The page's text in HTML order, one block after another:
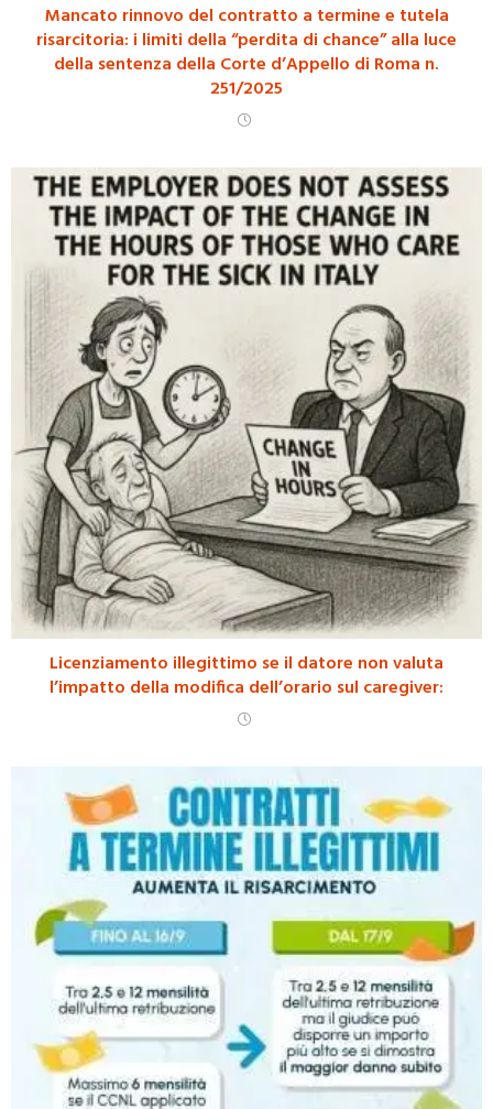
Mancato rinnovo del contratto a termine e tutela
risarcitoria: i limiti della “perdita di chance” alla luce
della sentenza della Corte d’Appello di Roma n.
251/2025
Licenziamento illegittimo se il datore non valuta
l’impatto della modifica dell’orario sul caregiver: